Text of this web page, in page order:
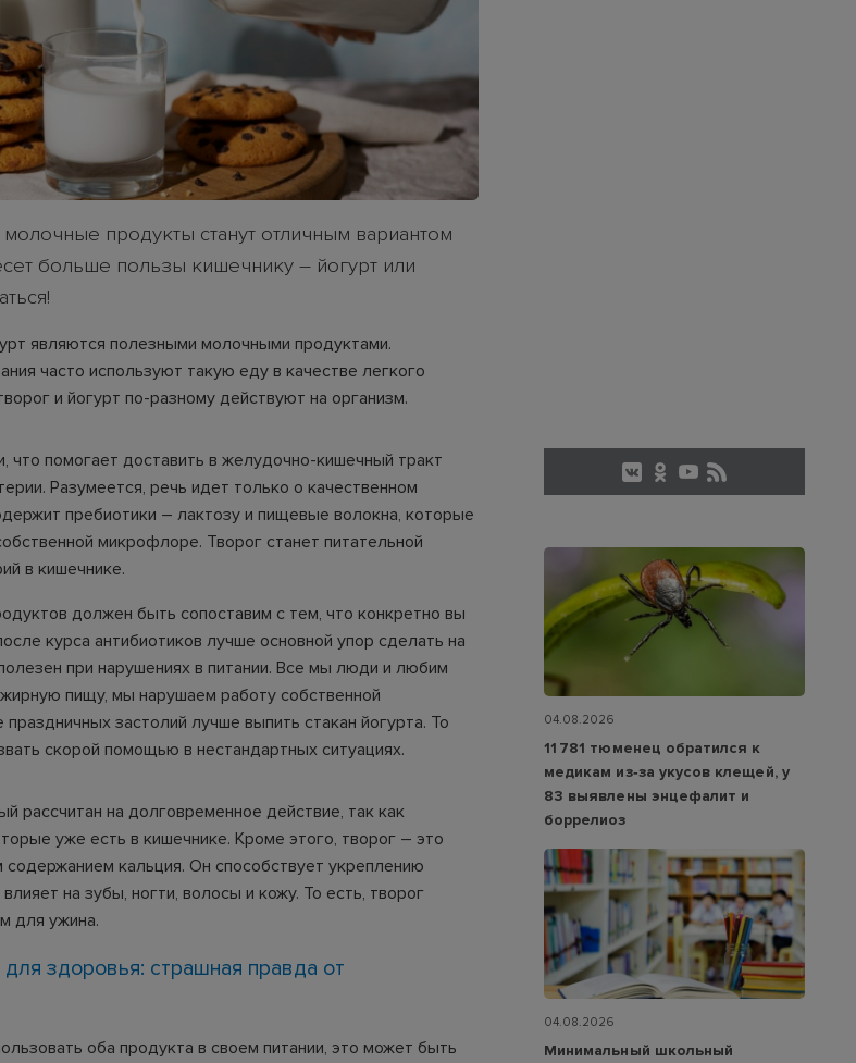
продукты станут отличным вариантом
больше пользы кишечнику – йогурт или
являются полезными молочными продуктами.
часто используют такую еду в качестве легкого
и йогурт по-разному действуют на организм.
что помогает доставить в желудочно-кишечный тракт
Разумеется, речь идет только о качественном
пребиотики – лактозу и пищевые волокна, которые
микрофлоре. Творог станет питательной
в кишечнике.
должен быть сопоставим с тем, что конкретно вы
курса антибиотиков лучше основной упор сделать на
при нарушениях в питании. Все мы люди и любим
пищу, мы нарушаем работу собственной
застолий лучше выпить стакан йогурта. То
скорой помощью в нестандартных ситуациях.
рассчитан на долговременное действие, так как
уже есть в кишечнике. Кроме этого, творог – это
кальция. Он способствует укреплению
на зубы, ногти, волосы и кожу. То есть, творог
для ужина.
здоровья: страшная правда от
оба продукта в своем питании, это может быть
04.08.2026
11 781 тюменец обратился к
медикам из‑за укусов клещей, у
83 выявлены энцефалит и
боррелиоз
04.08.2026
Минимальный школьный